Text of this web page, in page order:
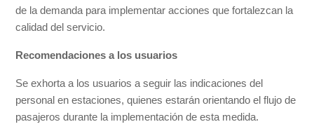
de la demanda para implementar acciones que fortalezcan la
calidad del servicio.
Recomendaciones a los usuarios
Se exhorta a los usuarios a seguir las indicaciones del
personal en estaciones, quienes estarán orientando el flujo de
pasajeros durante la implementación de esta medida.